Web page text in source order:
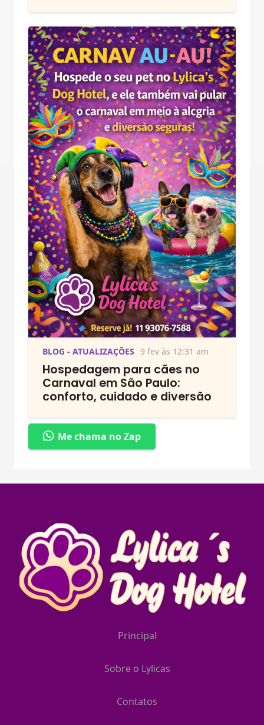
BLOG - ATUALIZAÇÕES 9 fev às 12:31 am
Hospedagem para cães no
Carnaval em São Paulo:
conforto, cuidado e diversão
Me chama no Zap
Principal
Sobre o Lylicas
Contatos